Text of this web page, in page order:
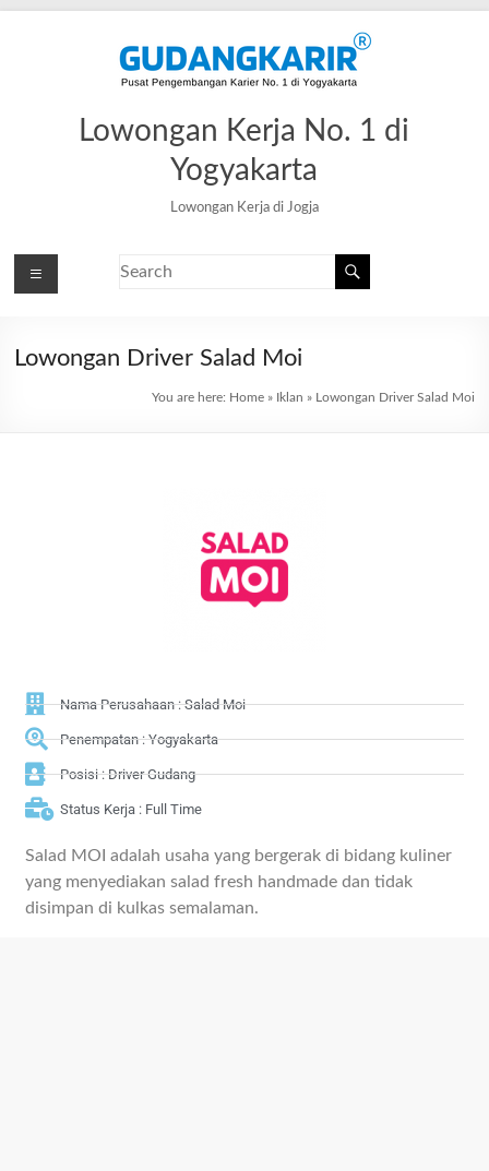
Lowongan Kerja No. 1 di
Yogyakarta
Lowongan Kerja di Jogja
Lowongan Driver Salad Moi
You are here: Home» Iklan » Lowongan Driver Salad Moi
Nama Perusahaan : Salad Moi
Penempatan : Yogyakarta
Posisi : Driver Gudang
Status Kerja : Full Time
Salad MOI adalah usaha yang bergerak di bidang kuliner
yang menyediakan salad fresh handmade dan tidak
disimpan di kulkas semalaman.